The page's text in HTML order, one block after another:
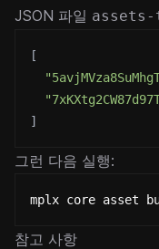
JSON 파일
[
]
그런 다음 실행:
mplx core asset
참고 사항